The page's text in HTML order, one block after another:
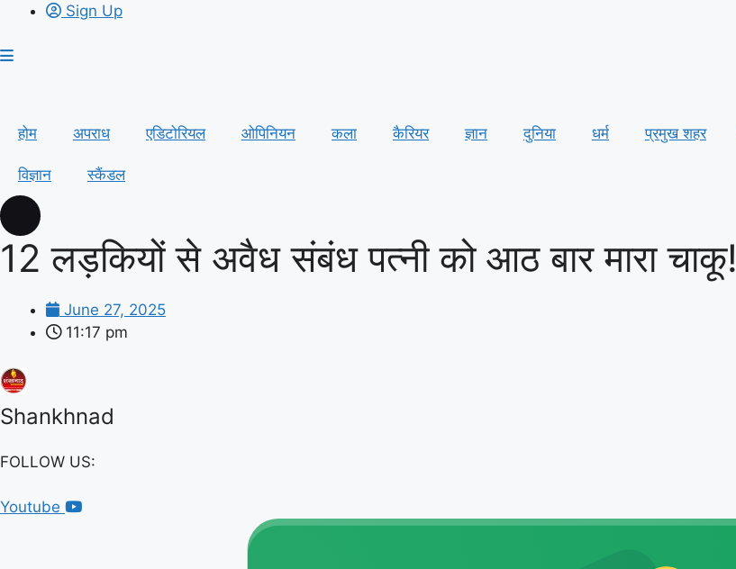
Sign Up
होम अपराध एडिटोरियल ओपिनियन कला कैरियर ज्ञान दुनिया धर्म प्रमुख शहर
विज्ञान स्कैंडल
12 लड़कियों से अवैध संबंध पत्नी को आठ बार मारा चाकू!
June 27, 2025
11:17 pm
Shankhnad
FOLLOW US:
Youtube